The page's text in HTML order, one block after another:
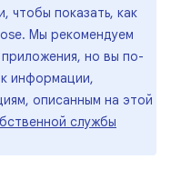
чтобы показать, как
Мы рекомендуем
но вы по-
информации,
описанным на этой
службы